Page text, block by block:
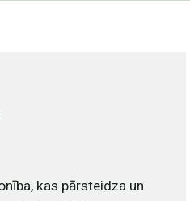
kas pārsteidza un